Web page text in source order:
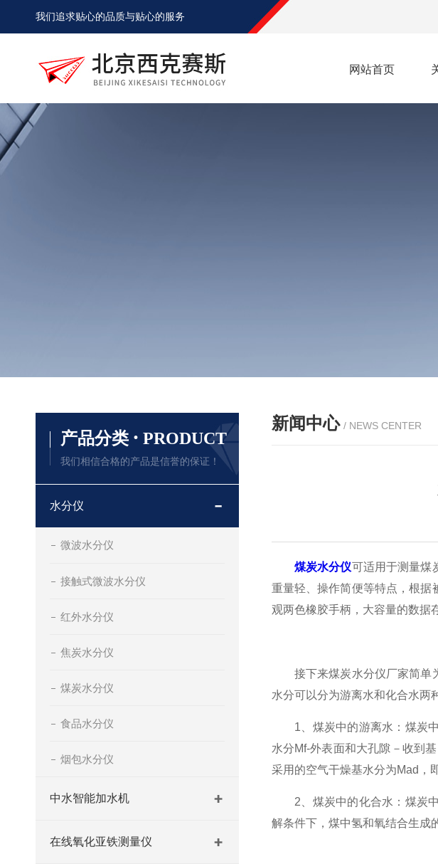
我们追求贴心的品质与贴心的服务
网站首页
产品分类 · PRODUCT
我们相信合格的产品是信誉的保证！
水分仪
微波水分仪
接触式微波水分仪
红外水分仪
焦炭水分仪
煤炭水分仪
食品水分仪
烟包水分仪
中水智能加水机
在线氧化亚铁测量仪
新闻中心 / NEWS CENTER
煤炭水分仪可适用于测量煤
重量轻、操作简便等特点，根据
观两色橡胶手柄，大容量的数据
接下来煤炭水分仪厂家简单为
水分可以分为游离水和化合水两
1、煤炭中的游离水：煤炭中
水分Mf-外表面和大孔隙－收到
采用的空气干燥基水分为Mad，
2、煤炭中的化合水：煤炭中
解条件下，煤中氢和氧结合生成